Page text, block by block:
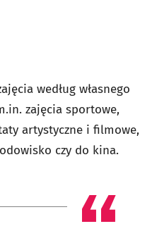
według własnego
zajęcia sportowe,
artystyczne i filmowe,
czy do kina.